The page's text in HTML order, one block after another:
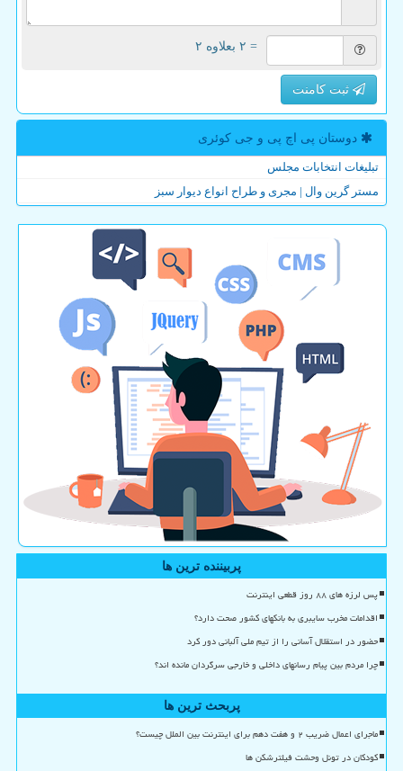
= ۲ بعلاوه ۲
ثبت کامنت
دوستان پی اچ پی و جی كوئری
تبلیغات انتخابات مجلس
مستر گرین وال | مجری و طراح انواع دیوار سبز
پربیننده ترین ها
پس لرزه های ۸۸ روز قطعی اینترنت
اقدامات مخرب سایبری به بانکهای کشور صحت دارد؟
حضور در استقلال آسانی را از تیم ملی آلبانی دور کرد
چرا مردم بین پیام رسانهای داخلی و خارجی سرگردان مانده اند؟
پربحث ترین ها
ماجرای اعمال ضریب ۲ و هفت دهم برای اینترنت بین الملل چیست؟
کودکان در تونل وحشت فیلترشکن ها